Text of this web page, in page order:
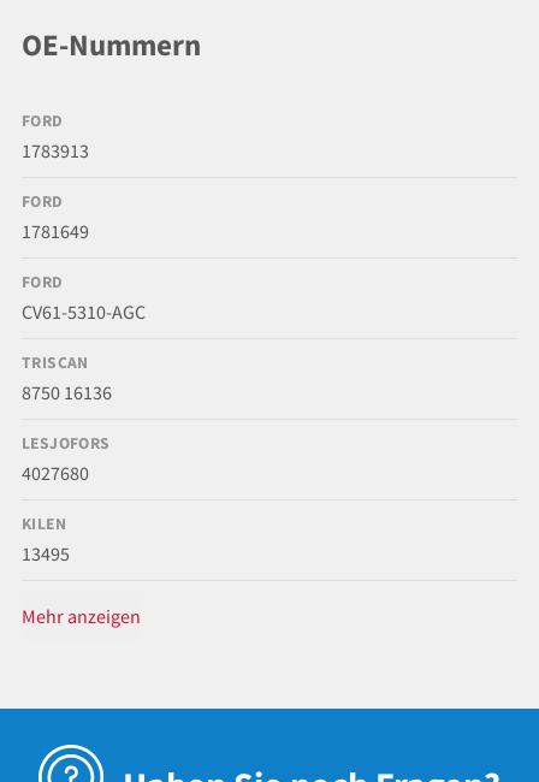
OE-Nummern
FORD
1783913
FORD
1781649
FORD
CV61-5310-AGC
TRISCAN
8750 16136
LESJOFORS
4027680
KILEN
13495
Mehr anzeigen